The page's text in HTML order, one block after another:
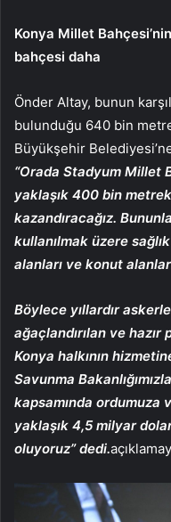
Konya Millet
bahçesi daha
Önder Altay, bunun
bulunduğu 640 bin
Büyükşehir
“Orada Stadyum Millet
yaklaşık 400 bin
kazandıracağız.
kullanılmak üzere
alanları ve konut
Böylece yıllardır
ağaçlandırılan ve
Konya halkının
Savunma
kapsamında ordumuza
yaklaşık 4,5 milyar
oluyoruz” dedi.